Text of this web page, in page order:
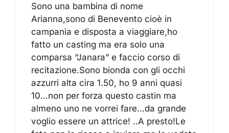
Sono una bambina di nome
Arianna,sono di Benevento cioè in
campania e disposta a viaggiare,ho
fatto un casting ma era solo una
comparsa “Janara” e faccio corso di
recitazione.Sono bionda con gli occhi
azzurri alta cira 1.50, ho 9 anni quasi
10…non per forza questo castin ma
almeno uno ne vorrei fare…da grande
voglio essere un attrice! ..A presto!Le